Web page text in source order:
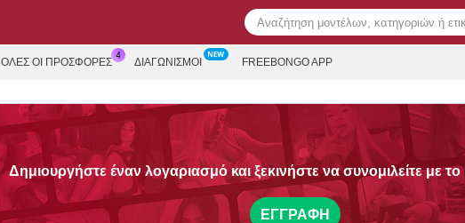
ΟΛΕΣ ΟΙ ΠΡΟΣΦΟΡΕΣ ΔΙΑΓΩΝΙΣΜΟΊ FREEBONGO APP
Δημιουργήστε έναν λογαριασμό και ξεκινήστε να συνομιλείτε με το
ΕΓΓΡΑΦΉ